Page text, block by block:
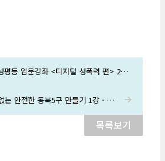
등 입문강좌 <디지털 성폭력 편> 2강 후기
들기 1강 - 동북5구 가정폭력 실태, 지원정책현황과 제안 후기
목록보기